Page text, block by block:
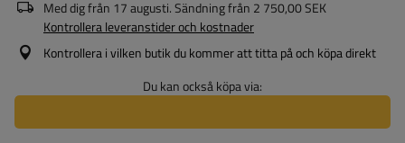
Med dig från 17 augusti. Sändning från 2 750,00 SEK
Kontrollera leveranstider och kostnader
Kontrollera i vilken butik du kommer att titta på och köpa direkt
Du kan också köpa via: